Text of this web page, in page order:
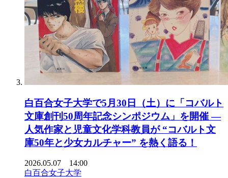
白百合女子大学で5月30日（土）に「コバルト
文庫創刊50周年記念シンポジウム」を開催 ―
人気作家と児童文化学科教員が “コバルト文
庫50年と少女カルチャー” を熱く語る！
2026.05.07 14:00
白百合女子大学